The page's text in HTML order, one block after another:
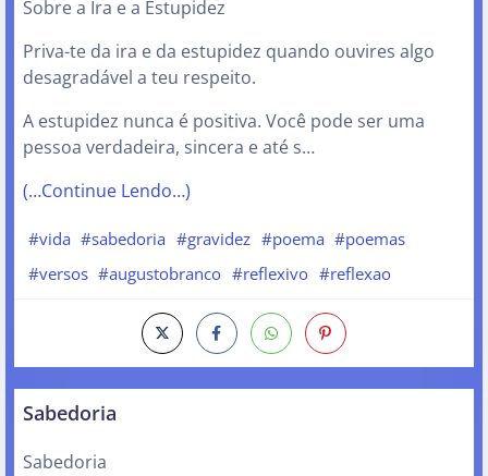
Sobre a Ira e a Estupidez
Priva-te da ira e da estupidez quando ouvires algo
desagradável a teu respeito.
A estupidez nunca é positiva. Você pode ser uma
pessoa verdadeira, sincera e até s…
(…Continue Lendo…)
#vida #sabedoria #gravidez #poema #poemas
#versos #augustobranco #reflexivo #reflexao
Sabedoria
Sabedoria